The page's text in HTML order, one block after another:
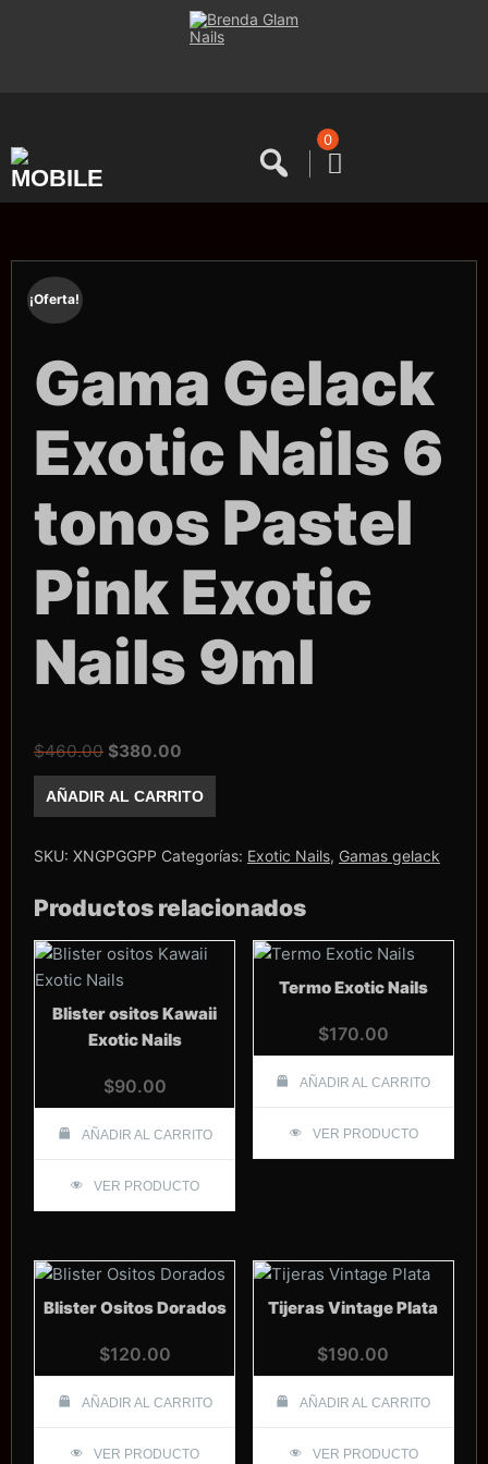
0
¡Oferta!
Gama Gelack
Exotic Nails 6
tonos Pastel
Pink Exotic
Nails 9ml
$460.00 El
precio
original
$460.00.
$380.00
precio
actual
$380.00.
Gelack
Exotic
6
Pink
Exotic
Nails
9ml
cantidad
AÑADIR AL CARRITO
SKU: XNGPGGPP Categorías: Exotic Nails, Gamas gelack
Productos relacionados
Blister ositos Kawaii
Exotic Nails
$90.00
AÑADIR AL CARRITO
VER PRODUCTO
Termo Exotic Nails
$170.00
AÑADIR AL CARRITO
VER PRODUCTO
Blister Ositos Dorados
$120.00
AÑADIR AL CARRITO
VER PRODUCTO
Tijeras Vintage Plata
$190.00
AÑADIR AL CARRITO
VER PRODUCTO